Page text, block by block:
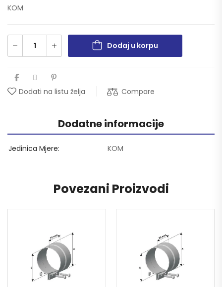
KOM
Dodaj u korpu
Dodati na listu želja Compare
Dodatne informacije
Jedinica Mjere KOM
Povezani Proizvodi